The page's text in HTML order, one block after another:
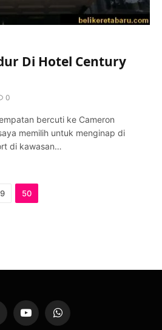
Di Hotel Century
0
bercuti ke Cameron
memilih untuk menginap di
di kawasan…
50
YouTubeWhatsApp